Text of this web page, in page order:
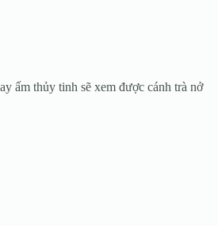
ấm thủy tinh sẽ xem được cánh trà nở